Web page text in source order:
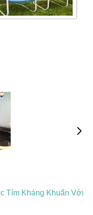
Tím Kháng Khuẩn Với